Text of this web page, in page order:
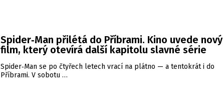
Spider‑Man přilétá do Příbrami. Kino uvede nový
film, který otevírá další kapitolu slavné série
Spider‑Man se po čtyřech letech vrací na plátno — a tentokrát i do
Příbrami. V sobotu …